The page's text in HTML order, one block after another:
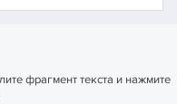
фрагмент текста и нажмите